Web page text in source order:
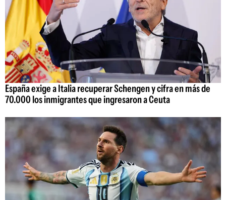
España exige a Italia recuperar Schengen y cifra en más de
70.000 los inmigrantes que ingresaron a Ceuta